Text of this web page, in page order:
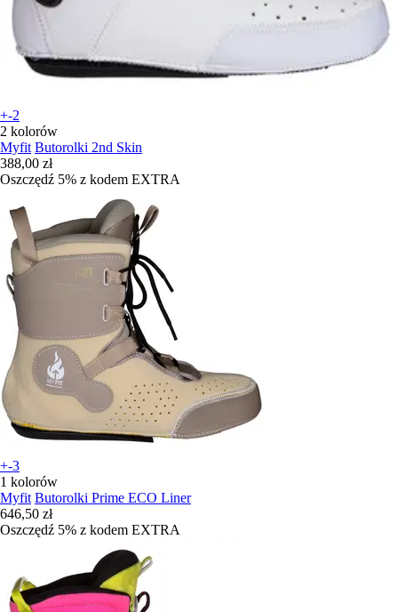
+-2
2 kolorów
Myfit Butorolki 2nd Skin
388,00 zł
Oszczędź 5% z kodem EXTRA
+-3
1 kolorów
Myfit Butorolki Prime ECO Liner
646,50 zł
Oszczędź 5% z kodem EXTRA